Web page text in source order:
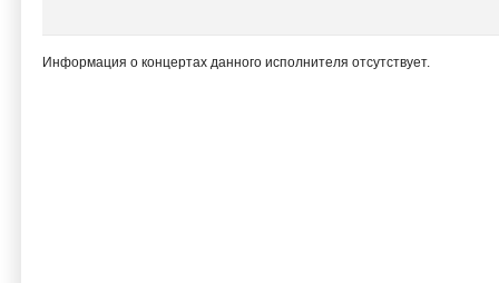
Информация о концертах данного исполнителя отсутствует.